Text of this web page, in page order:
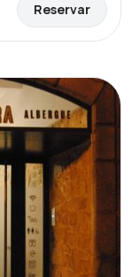
Reservar